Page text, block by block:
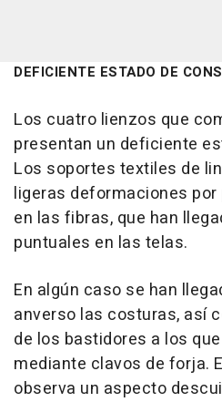
DEFICIENTE ESTADO DE
Los cuatro lienzos que
presentan un deficiente
Los soportes textiles de
ligeras deformaciones
en las fibras, que han
puntuales en las telas.
En algún caso se han
anverso las costuras, así
de los bastidores a los
mediante clavos de forja.
observa un aspecto